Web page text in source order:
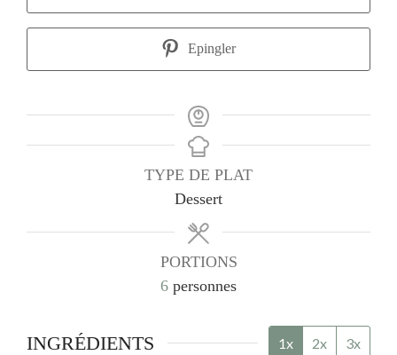
Epingler
TYPE DE PLAT
Dessert
PORTIONS
6 personnes
INGRÉDIENTS 1x 2x 3x